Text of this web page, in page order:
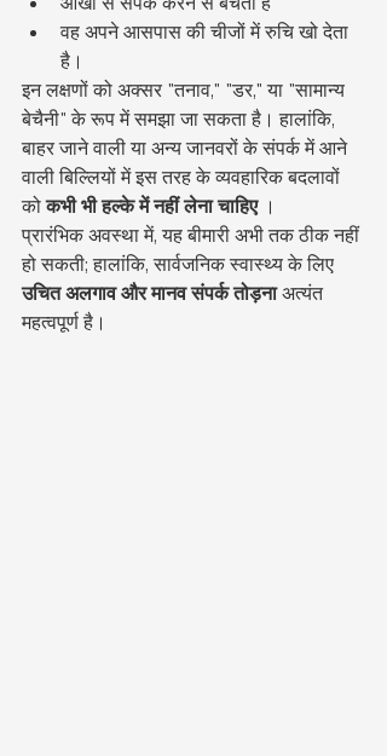
वह अपने आसपास की चीजों में रुचि खो देता
है।
इन लक्षणों को अक्सर "तनाव," "डर," या "सामान्य
बेचैनी" के रूप में समझा जा सकता है। हालांकि,
बाहर जाने वाली या अन्य जानवरों के संपर्क में आने
वाली बिल्लियों में इस तरह के व्यवहारिक बदलावों
को कभी भी हल्के में नहीं लेना चाहिए ।
प्रारंभिक अवस्था में, यह बीमारी अभी तक ठीक नहीं
हो सकती; हालांकि, सार्वजनिक स्वास्थ्य के लिए
उचित अलगाव और मानव संपर्क तोड़ना अत्यंत
महत्वपूर्ण है।